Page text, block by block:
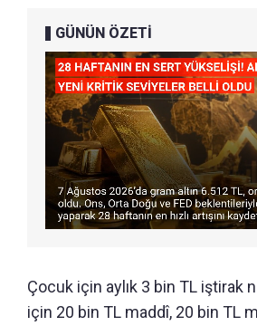
GÜNÜN ÖZETİ
Çocuk için aylık 3 bin TL iştirak
için 20 bin TL maddî, 20 bin TL